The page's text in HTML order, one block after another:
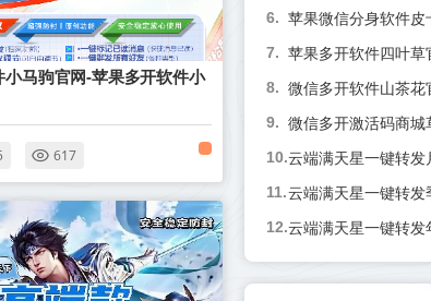
马驹官网-苹果多开软件小
617